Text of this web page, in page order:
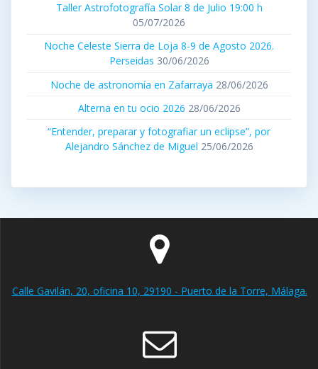
Taller Astrofotografía Solar 8 de Julio 19:00 h
05/07/2026
Noche Celeste Sierra de Loja 8-9 de Agosto 2026.
Perseidas 30/06/2026
Noche de astronomía en Zafarraya 28/06/2026
Alterna en tu ocio 2026 28/06/2026
“Entender, preparar y fotografiar un eclipse”, por
Alejandro Sánchez de Miguel 25/06/2026
Calle Gavilán, 20, oficina 10, 29190 - Puerto de la Torre, Málaga.